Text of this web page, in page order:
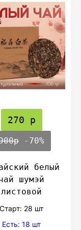
270 р
-70%
белый
шумэй
листовой
Cтарт: 28 шт
Есть: 18 шт